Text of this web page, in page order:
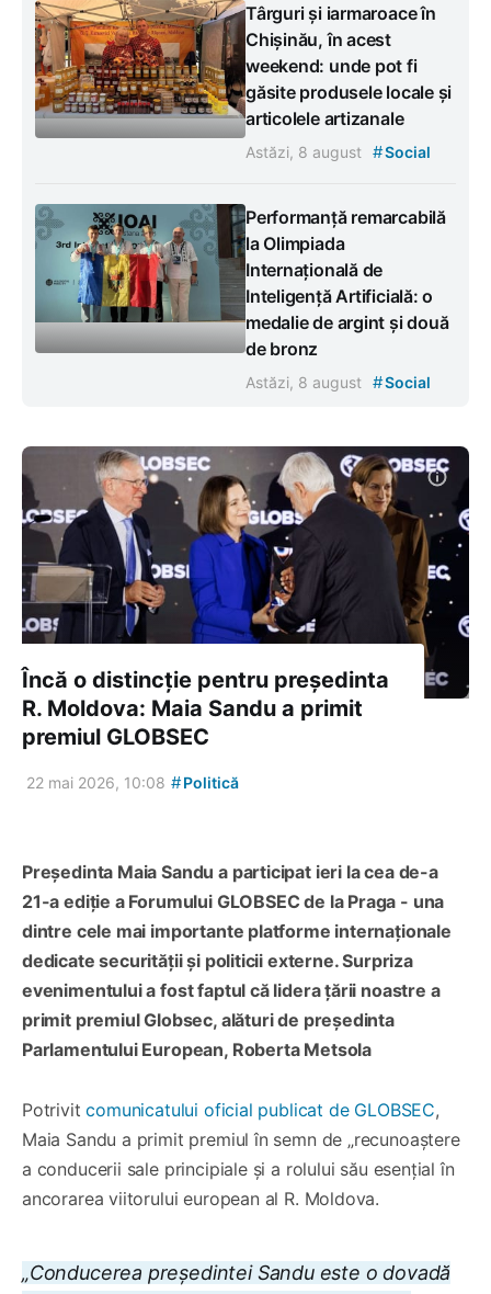
Târguri și iarmaroace în
Chișinău, în acest
weekend: unde pot fi
găsite produsele locale și
articolele artizanale
Astăzi, 8 august #Social
Performanță remarcabilă
la Olimpiada
Internațională de
Inteligență Artificială: o
medalie de argint și două
de bronz
Astăzi, 8 august #Social
Încă o distincție pentru președinta
R. Moldova: Maia Sandu a primit
premiul GLOBSEC
22 mai 2026, 10:08 #Politică
Președinta Maia Sandu a participat ieri la cea de-a
21-a ediție a Forumului GLOBSEC de la Praga - una
dintre cele mai importante platforme internaționale
dedicate securității și politicii externe. Surpriza
evenimentului a fost faptul că lidera țării noastre a
primit premiul Globsec, alături de președinta
Parlamentului European, Roberta Metsola
Potrivitcomunicatului oficial publicat de GLOBSEC,
Maia Sandu a primit premiul în semn de „recunoaștere
a conducerii sale principiale și a rolului său esențial în
ancorarea viitorului european al R. Moldova.
„Conducerea președintei Sandu este o dovadă